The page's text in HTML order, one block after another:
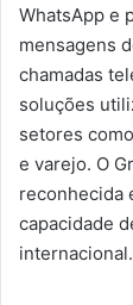
WhatsApp e
mensagens
chamadas
soluções
setores
e varejo. O
reconhecida
capacidade
internacional.